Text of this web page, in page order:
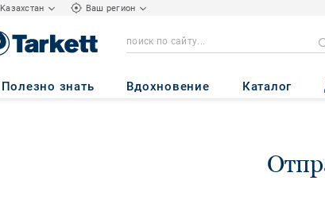
Kазахстан Ваш регион
Полезно знать Вдохновение Каталог